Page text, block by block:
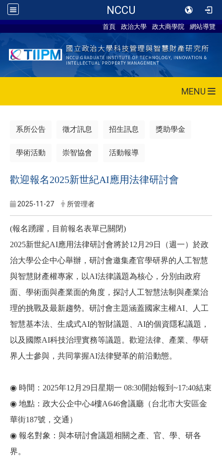
NCCU
首頁 政治大學 政大商學院 網站導覽
MENU
系所公告 徵才訊息 招生訊息 獎助學金
學術活動 崇智協會 活動報導
歡迎報名2025新世紀AI應用法律研討會
2025-11-27 所管理者
(報名踴躍，目前報名表單已關閉)
2025新世紀AI應用法律研討會將於12月29日（週一）於政
治大學公企中心舉辦，研討會邀集產官學研界的人工智慧
與智慧財產權專家，以AI法律議題為核心，分別由政府
面、學術面與產業面的角度，探討人工智慧法制與產業治
理的挑戰及最新趨勢。研討會主題涵蓋國家主權AI、人工
智慧基本法、生成式AI的智財議題、AI的個資隱私議題，
以及國際AI科技治理實務等議題。歡迎法律、產業、學研
界人士參與，共同掌握AI法律變革的前沿動態。
◉ 時間：2025年12月29日星期一 08:30開始報到~17:40結束
◉ 地點：政大公企中心4樓A646會議廳（台北市大安區金
華街187號，交通）
◉ 報名對象：與本研討會議題相關之產、官、學、研各
界。